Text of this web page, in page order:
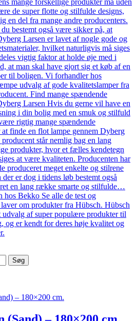
mange forskellige produkter må uden
de super flotte og stilfulde designs,
en del fra mange andre producenters.
bestemt også være sikker på, at
Larsen er lavet af nogle gode og
hvilket naturligvis må siges
vigtig faktor at holde øje med i
at man skal have gjort sig et køb af en
til boligen. Vi forhandler hos
udvalg af gode kvalitetslamper fra
Find mange spændende
Larsen Hvis du gerne vil have en
i din bolig med en smuk og stilfuld
rigtig mange spændende
finde en flot lampe gennem Dyberg
står nemlig bag en lang
produkter, hvor et fælles kendetegn
at være kvaliteten. Producenten har
produceret meget enkelte og stilrene
der er dog i tidens løb bestemt også
en lang række smarte og stilfulde…
hos Bekko Se alle de test og
om produkter fra Hübsch. Hübsch
udvalg af super populære produkter til
og er kendt for deres høje kvalitet og
– 180×200 cm.